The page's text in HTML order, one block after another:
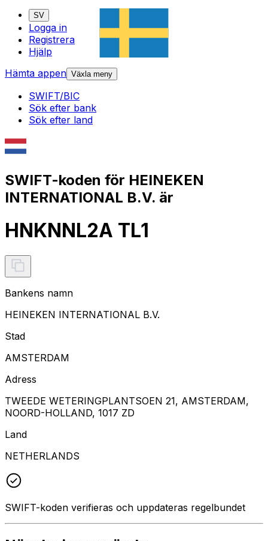
SV
Logga in
Registrera
Hjälp
Hämta appen Växla meny
SWIFT/BIC
Sök efter bank
Sök efter land
SWIFT-koden för HEINEKEN
INTERNATIONAL B.V. är
HNKNNL2A TL1
Bankens namn
HEINEKEN INTERNATIONAL B.V.
Stad
AMSTERDAM
Adress
TWEEDE WETERINGPLANTSOEN 21, AMSTERDAM,
NOORD-HOLLAND, 1017 ZD
Land
NETHERLANDS
SWIFT-koden verifieras och uppdateras regelbundet